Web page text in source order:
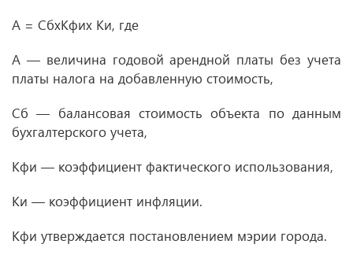
А = СбxКфиx Ки, где
А — величина годовой арендной платы без учета
платы налога на добавленную стоимость,
Сб — балансовая стоимость объекта по данным
бухгалтерского учета,
Кфи — коэффициент фактического использования,
Ки — коэффициент инфляции.
Кфи утверждается постановлением мэрии города.